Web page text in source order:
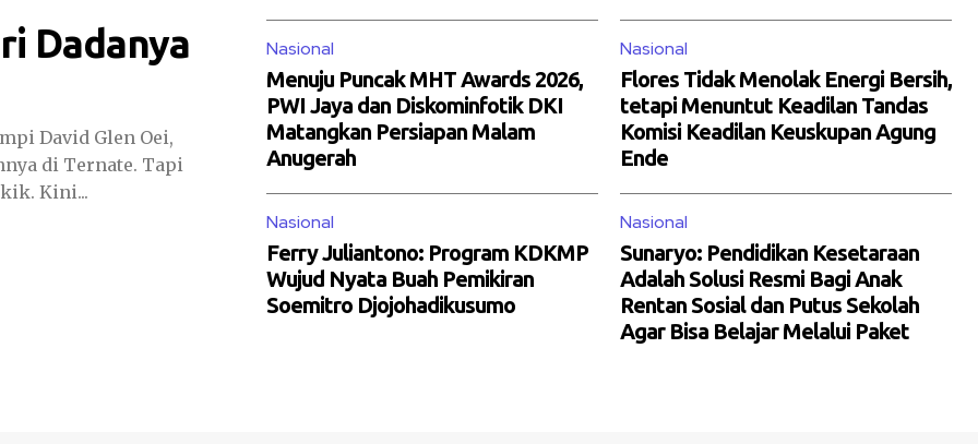
Dadanya
David Glen Oei,
di Ternate. Tapi
Kini...
Nasional
Menuju Puncak MHT Awards 2026,
PWI Jaya dan Diskominfotik DKI
Matangkan Persiapan Malam
Anugerah
Nasional
Flores Tidak Menolak Energi Bersih,
tetapi Menuntut Keadilan Tandas
Komisi Keadilan Keuskupan Agung
Ende
Nasional
Ferry Juliantono: Program KDKMP
Wujud Nyata Buah Pemikiran
Soemitro Djojohadikusumo
Nasional
Sunaryo: Pendidikan Kesetaraan
Adalah Solusi Resmi Bagi Anak
Rentan Sosial dan Putus Sekolah
Agar Bisa Belajar Melalui Paket